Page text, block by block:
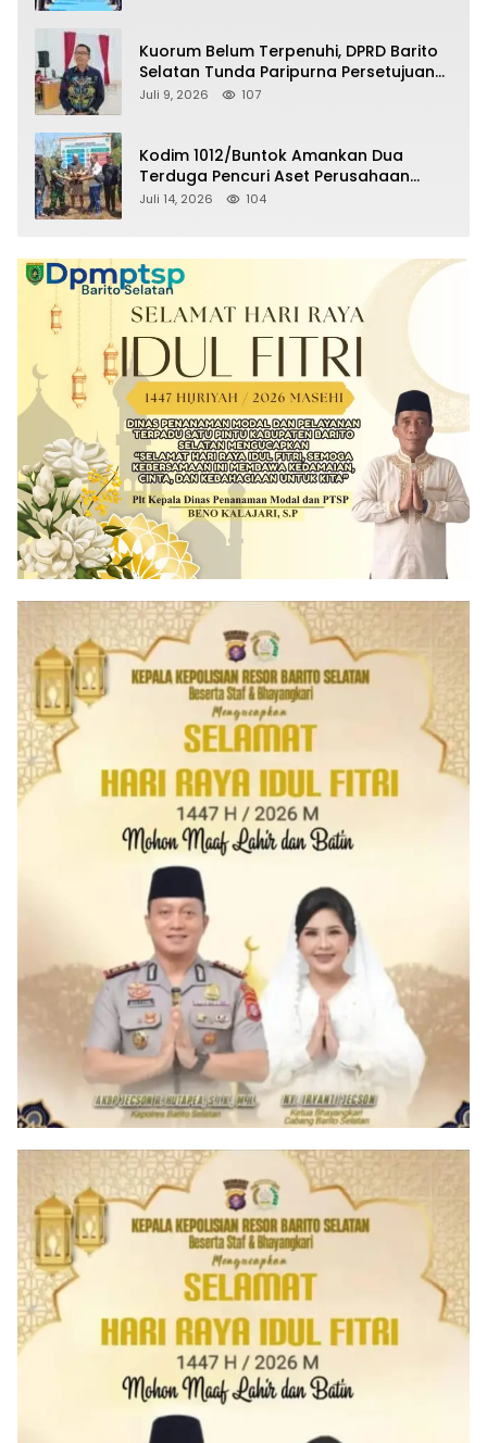
Kuorum Belum Terpenuhi, DPRD Barito
Selatan Tunda Paripurna Persetujuan
Raperda Pertanggungjawaban APBD
Juli 9, 2026 107
Kodim 1012/Buntok Amankan Dua
Terduga Pencuri Aset Perusahaan
Sitaan Satgas PKH, Satu Paket Diduga
Juli 14, 2026 104